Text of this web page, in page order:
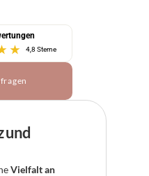
4,8 Sterne
und
Vielfalt an